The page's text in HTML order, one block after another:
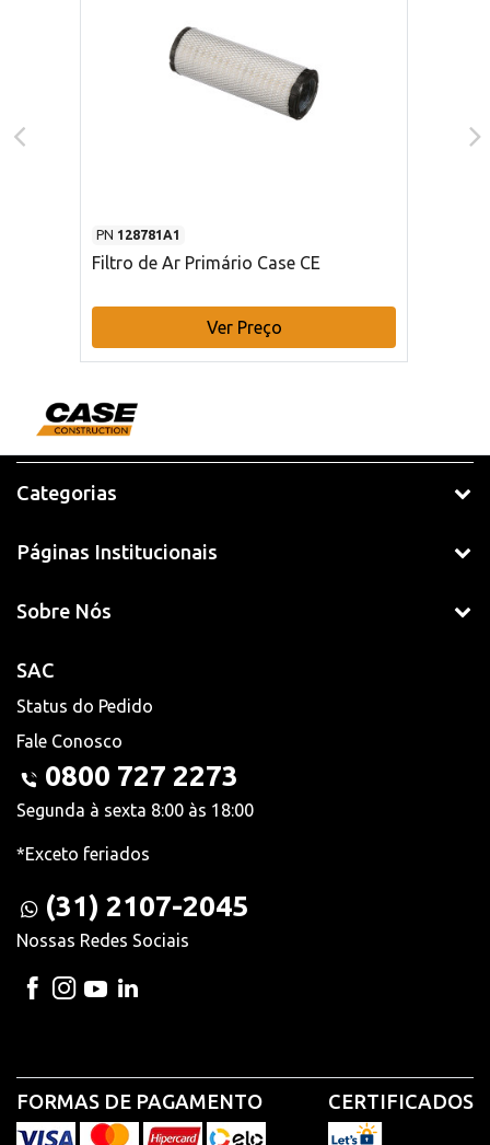
PN 128781A1
Filtro de Ar Primário Case CE
Ver Preço
Categorias
Páginas Institucionais
Sobre Nós
SAC
Status do Pedido
Fale Conosco
0800 727 2273
Segunda à sexta 8:00 às 18:00
*Exceto feriados
(31) 2107-2045
Nossas Redes Sociais
FORMAS DE PAGAMENTO CERTIFICADOS